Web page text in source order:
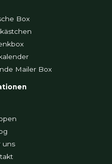
Box
Mailer Box
uns